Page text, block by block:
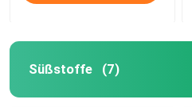
Süßstoffe (7)